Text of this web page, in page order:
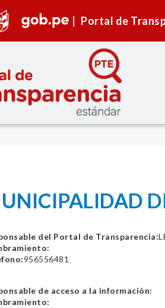
Portal de
del Portal de Transparencia:
956556481
de acceso a la información: